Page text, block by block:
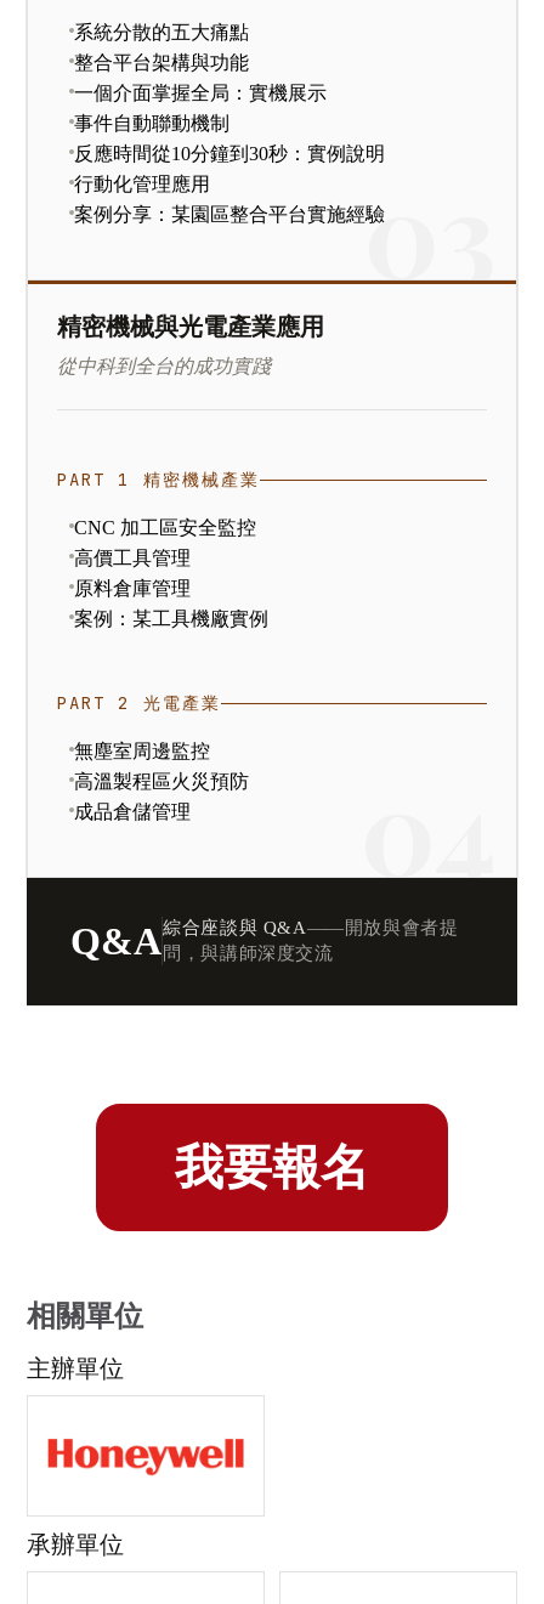
系統分散的五大痛點
整合平台架構與功能
一個介面掌握全局：實機展示
事件自動聯動機制
反應時間從10分鐘到30秒：實例說明
行動化管理應用
案例分享：某園區整合平台實施經驗
精密機械與光電產業應用
從中科到全台的成功實踐
PART 1 精密機械產業
CNC 加工區安全監控
高價工具管理
原料倉庫管理
案例：某工具機廠實例
PART 2 光電產業
無塵室周邊監控
高溫製程區火災預防
成品倉儲管理
Q&A綜合座談與 Q&A——開放與會者提
問，與講師深度交流
我要報名
相關單位
主辦單位
承辦單位